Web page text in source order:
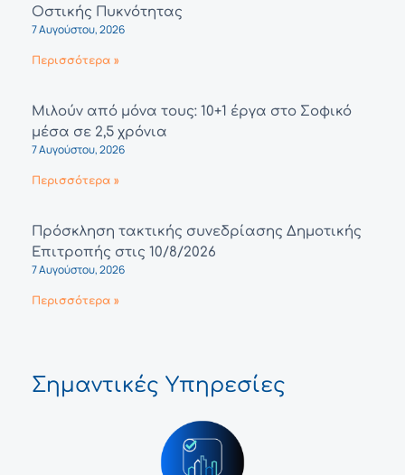
Οστικής Πυκνότητας
7 Αυγούστου, 2026
Περισσότερα »
Μιλούν από μόνα τους: 10+1 έργα στο Σοφικό
μέσα σε 2,5 χρόνια
7 Αυγούστου, 2026
Περισσότερα »
Πρόσκληση τακτικής συνεδρίασης Δημοτικής
Επιτροπής στις 10/8/2026
7 Αυγούστου, 2026
Περισσότερα »
Σημαντικές Υπηρεσίες